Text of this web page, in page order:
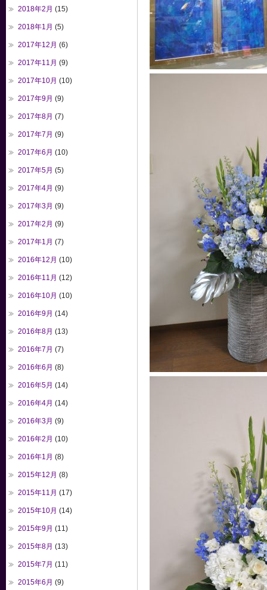
2018年2月 (15)
2018年1月 (5)
2017年12月 (6)
2017年11月 (9)
2017年10月 (10)
2017年9月 (9)
2017年8月 (7)
2017年7月 (9)
2017年6月 (10)
2017年5月 (5)
2017年4月 (9)
2017年3月 (9)
2017年2月 (9)
2017年1月 (7)
2016年12月 (10)
2016年11月 (12)
2016年10月 (10)
2016年9月 (14)
2016年8月 (13)
2016年7月 (7)
2016年6月 (8)
2016年5月 (14)
2016年4月 (14)
2016年3月 (9)
2016年2月 (10)
2016年1月 (8)
2015年12月 (8)
2015年11月 (17)
2015年10月 (14)
2015年9月 (11)
2015年8月 (13)
2015年7月 (11)
2015年6月 (9)